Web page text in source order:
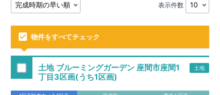
表示件数
物件をすべてチェック
土地 ブルーミングガーデン 座間市座間1
丁目3区画(うち1区画)
土地